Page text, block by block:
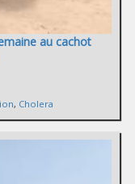
au cachot
, Cholera